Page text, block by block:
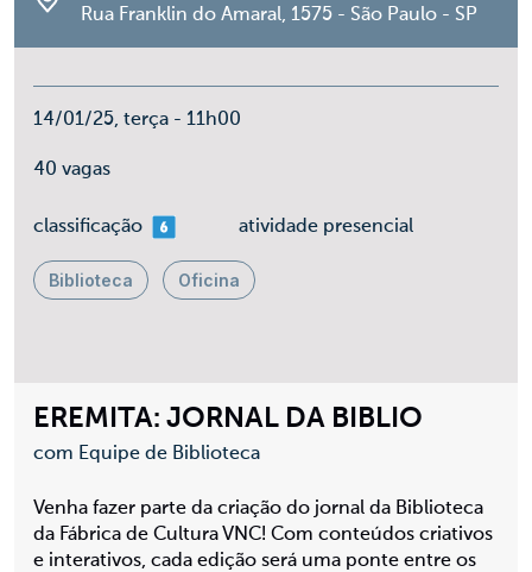
EREMITA: JORNAL DA BIBLIO
com Equipe de Biblioteca
Venha fazer parte da criação do jornal da Biblioteca
da Fábrica de Cultura VNC! Com conteúdos criativos
e interativos, cada edição será uma ponte entre os
Rua Franklin do Amaral, 1575 - São Paulo - SP
14/01/25, terça - 11h00
40 vagas
classificaçãomais 06 atividade presencial
Biblioteca Oficina